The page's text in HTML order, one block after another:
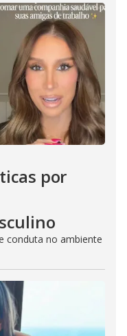
por
conduta no ambiente